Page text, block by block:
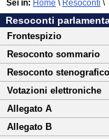
ausilio
alla
navigazione
di
navigazione
principale
navigazione
principale
di
sezione
al
contenuto
Resoconti
Frontespizio
Resoconto sommario
Resoconto stenografico
Votazioni elettroniche
Allegato A
Allegato B
Sei in: Home \ Resoconti \